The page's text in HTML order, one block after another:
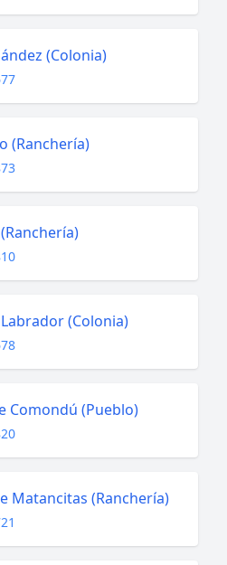
(Colonia)
(Ranchería)
(Colonia)
Comondú (Pueblo)
Matancitas (Ranchería)